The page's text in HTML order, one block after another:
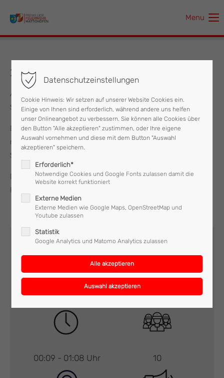
Der Eintrag "offcanvas-col1" existiert leider nicht.
Der Eintrag "offcanvas-col3" existiert leider nicht.
Der Eintrag "offcanvas-col4" existiert leider nicht.
Menu
23.12.2023 Sturmschaden
Am 23.12.2023 wurde die FF Mattighofen zu einem
Sturmschaden gerufen.
Ein Baum lag in der Hofaustraße über die Straße. Da
mehrere Bäume umfallen zu drohten, wurde aus
Sicherheitsgründen die Straße gesperrt.
Die Feuerwehr Mattighofen stand mit zehn Mann und zwei
Fahrzeugen im Einsatz.
Technischer Einsatz RLF, LFA-B
00:09 - 01:08 Uhr 10
Datenschutzeinstellungen
Cookie Hinweis: Wir setzen auf unserer Website Cookies ein.
Einige von Ihnen sind erforderlich, während andere uns helfen
unser Onlineangebot zu verbessern. Sie können alle Cookies über
den Button "Alle akzeptieren" zustimmen, oder Ihre eigene
Auswahl vornehmen und diese mit dem Button "Auswahl
akzeptieren" speichern.
Erforderlich*
Notwendige Cookies und Google Fonts zulassen damit die
Website korrekt funktioniert
Externe Medien
Externe Medien wie Google Maps, OpenStreetMap und
Youtube zulassen
Statistik
Google Analytics und Matomo Analytics zulassen